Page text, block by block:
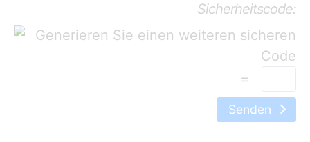
Sicherheitscode:
=
Senden